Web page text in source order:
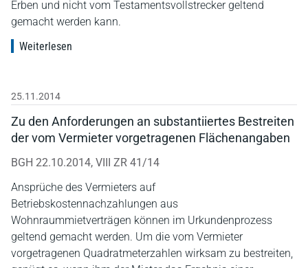
Erben und nicht vom Testamentsvollstrecker geltend
gemacht werden kann.
Weiterlesen
25.11.2014
Zu den Anforderungen an substantiiertes Bestreiten
der vom Vermieter vorgetragenen Flächenangaben
BGH 22.10.2014, VIII ZR 41/14
Ansprüche des Vermieters auf
Betriebskostennachzahlungen aus
Wohnraummietverträgen können im Urkundenprozess
geltend gemacht werden. Um die vom Vermieter
vorgetragenen Quadratmeterzahlen wirksam zu bestreiten,